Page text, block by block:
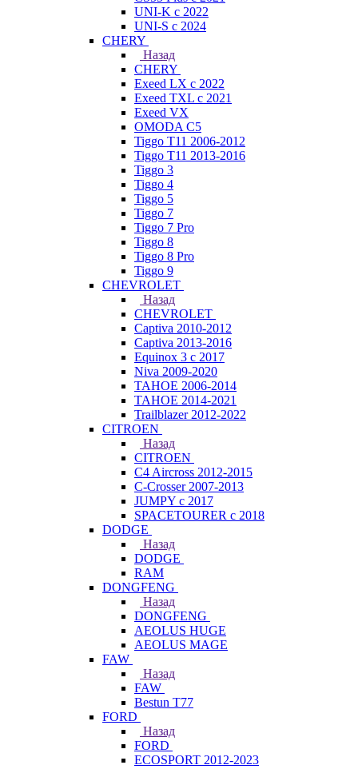
UNI-K с 2022
UNI-S с 2024
CHERY
Назад
CHERY
Exeed LX с 2022
Exeed TXL с 2021
Exeed VX
OMODA C5
Tiggo T11 2006-2012
Tiggo T11 2013-2016
Tiggo 3
Tiggo 4
Tiggo 5
Tiggo 7
Tiggo 7 Pro
Tiggo 8
Tiggo 8 Pro
Tiggo 9
CHEVROLET
Назад
CHEVROLET
Captiva 2010-2012
Captiva 2013-2016
Equinox 3 с 2017
Niva 2009-2020
TAHOE 2006-2014
TAHOE 2014-2021
Trailblazer 2012-2022
CITROEN
Назад
CITROEN
C4 Aircross 2012-2015
C-Crosser 2007-2013
JUMPY с 2017
SPACETOURER с 2018
DODGE
Назад
DODGE
RAM
DONGFENG
Назад
DONGFENG
AEOLUS HUGE
AEOLUS MAGE
FAW
Назад
FAW
Bestun T77
FORD
Назад
FORD
ECOSPORT 2012-2023